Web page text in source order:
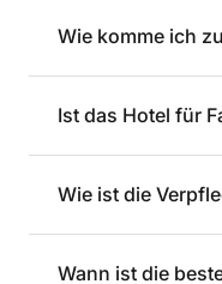
Wie komme ich
Ist das Hotel für
Wie ist die
Wann ist die